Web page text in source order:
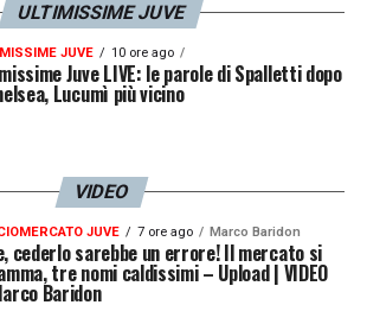
ULTIMISSIME JUVE
JUVE 10 ore ago
Juve LIVE: le parole di Spalletti dopo
Lucumì più vicino
VIDEO
JUVE 7 ore ago Marco Baridon
cederlo sarebbe un errore! Il mercato si
tre nomi caldissimi – Upload | VIDEO
Baridon